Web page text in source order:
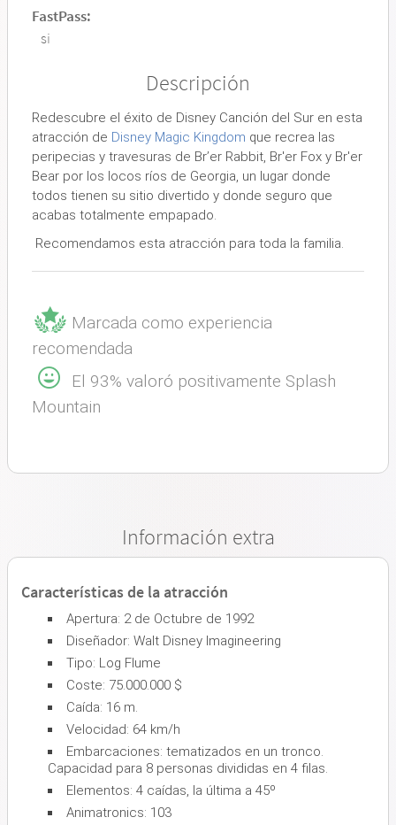
FastPass:
si
Descripción
Redescubre el éxito de Disney Canción del Sur en esta
atracción de Disney Magic Kingdom que recrea las
peripecias y travesuras de Br’er Rabbit, Br'er Fox y Br'er
Bear por los locos ríos de Georgia, un lugar donde
todos tienen su sitio divertido y donde seguro que
acabas totalmente empapado.
Recomendamos esta atracción para toda la familia.
Marcada como experiencia
recomendada
El 93% valoró positivamente Splash
Mountain
Información extra
Características de la atracción
Apertura: 2 de Octubre de 1992
Diseñador: Walt Disney Imagineering
Tipo: Log Flume
Coste: 75.000.000 $
Caída: 16 m.
Velocidad: 64 km/h
Embarcaciones: tematizados en un tronco.
Capacidad para 8 personas divididas en 4 filas.
Elementos: 4 caídas, la última a 45º
Animatronics: 103